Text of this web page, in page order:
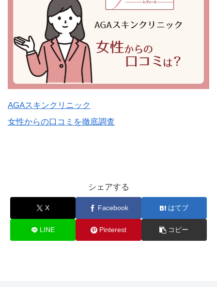
AGAスキンクリニック
女性からの口コミを徹底調査
シェアする
X Facebook はてブ
LINE Pinterest コピー